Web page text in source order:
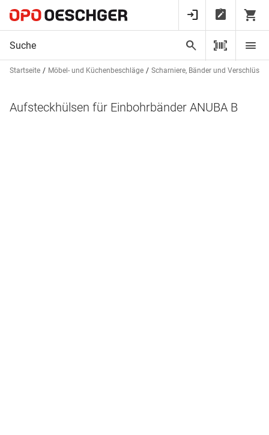
Startseite Möbel- und Küchenbeschläge Scharniere, Bänder und Verschlüsse
Aufsteckhülsen für Einbohrbänder ANUBA B